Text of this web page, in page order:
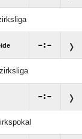
:
: